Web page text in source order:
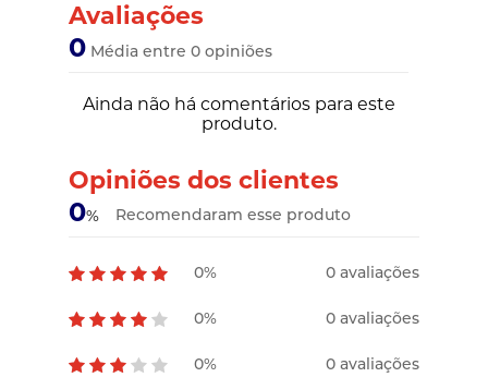
Avaliações
0 Média entre 0 opiniões
Ainda não há comentários para este
produto.
Opiniões dos clientes
0% Recomendaram esse produto
0% 0 avaliações
0% 0 avaliações
0% 0 avaliações